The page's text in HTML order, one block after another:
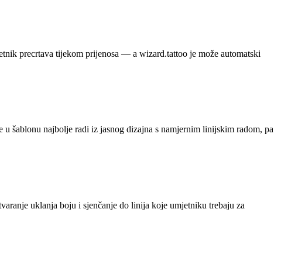
precrtava tijekom prijenosa — a wizard.tattoo je može automatski
šablonu najbolje radi iz jasnog dizajna s namjernim linijskim radom, pa
uklanja boju i sjenčanje do linija koje umjetniku trebaju za